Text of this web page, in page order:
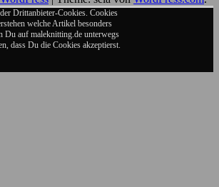
Drittanbieter-Cookies. Cookies
welche Artikel besonders
Du auf maleknitting.de unterwegs
dass Du die Cookies akzeptierst.